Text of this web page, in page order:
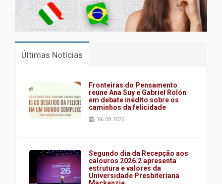
Últimas Notícias
Fronteiras do Pensamento
reúne Ana Suy e Gabriel Rolón
em debate inédito sobre os
caminhos da felicidade
06.08.2026
Segundo dia da Recepção aos
calouros 2026.2 apresenta
estrutura e valores da
Universidade Presbiteriana